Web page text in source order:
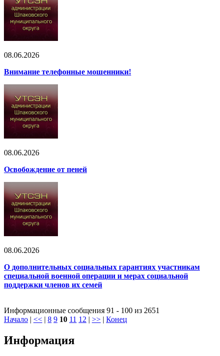
08.06.2026
Внимание телефонные мошенники!
08.06.2026
Освобождение от пеней
08.06.2026
О дополнительных социальных гарантиях участникам
специальной военной операции и мерах социальной
поддержки членов их семей
Информационные сообщения 91 - 100 из 2651
Начало | << | 8 9 10 11 12 | >> | Конец
Информация